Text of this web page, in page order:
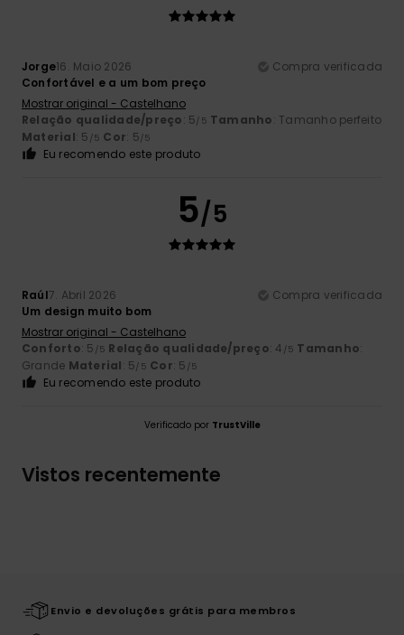
Jorge16. Maio 2026
Compra verificada
Confortável e a um bom preço
Mostrar original - Castelhano
Relação qualidade/preço: 5/5 Tamanho: Tamanho perfeito
Material: 5 /5 Cor: 5/5
Eu recomendo este produto
5/5
Raúl7. Abril 2026
Compra verificada
Um design muito bom
Mostrar original - Castelhano
Conforto: 5 /5 Relação qualidade/preço: 4 /5 Tamanho:
Grande Material: 5/5 Cor: 5 /5
Eu recomendo este produto
Verificado por TrustVille
Vistos recentemente
Envio e devoluções grátis para membros